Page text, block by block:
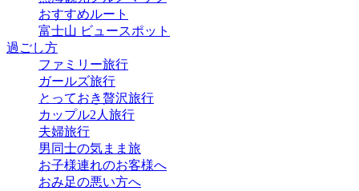
おすすめルート
富士山 ビュースポット
過ごし方
ファミリー旅行
ガールズ旅行
とっておき贅沢旅行
カップル2人旅行
夫婦旅行
男同士の気まま旅
お子様連れのお客様へ
おみ足の悪い方へ